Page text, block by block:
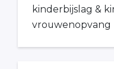
kinderbijslag &
vrouwenopvang